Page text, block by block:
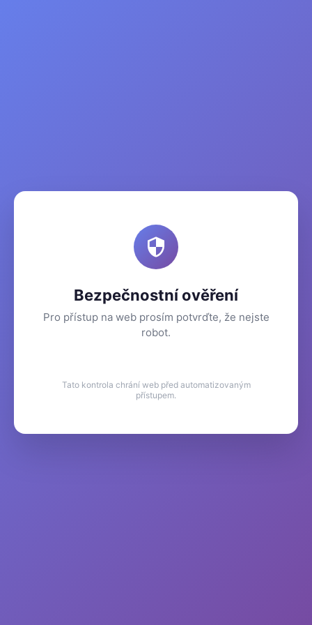
Bezpečnostní ověření
Pro přístup na web prosím potvrďte, že nejste
robot.
Tato kontrola chrání web před automatizovaným
přístupem.